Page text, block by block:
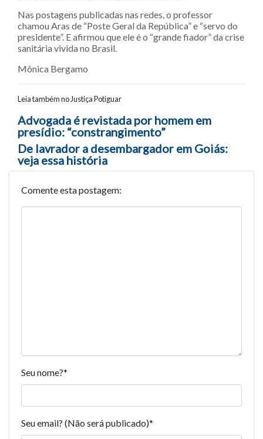
Nas postagens publicadas nas redes, o professor
chamou Aras de “Poste Geral da República” e “servo do
presidente”. E afirmou que ele é o “grande fiador” da crise
sanitária vivida no Brasil.
Mônica Bergamo
Leia também no Justiça Potiguar
Navegação entre posts
Advogada é revistada por homem em
presídio: “constrangimento”
De lavrador a desembargador em Goiás:
veja essa história
Comente esta postagem:
Seu nome?*
Seu email? (Não será publicado)*